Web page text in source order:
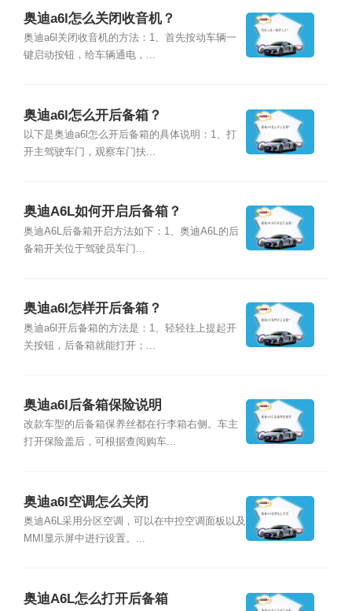
奥迪a6l怎么关闭收音机？
奥迪a6l关闭收音机的方法：1、首先按动车辆一
键启动按钮，给车辆通电，...
奥迪a6l怎么开后备箱？
以下是奥迪a6l怎么开后备箱的具体说明：1、打
开主驾驶车门，观察车门扶...
奥迪A6L如何开启后备箱？
奥迪A6L后备箱开启方法如下：1、奥迪A6L的后
备箱开关位于驾驶员车门...
奥迪a6l怎样开后备箱？
奥迪a6l开后备箱的方法是：1、轻轻往上提起开
关按钮，后备箱就能打开；...
奥迪a6l后备箱保险说明
改款车型的后备箱保养丝都在行李箱右侧。车主
打开保险盖后，可根据查阅购车...
奥迪a6l空调怎么关闭
奥迪A6L采用分区空调，可以在中控空调面板以及
MMI显示屏中进行设置。...
奥迪A6L怎么打开后备箱